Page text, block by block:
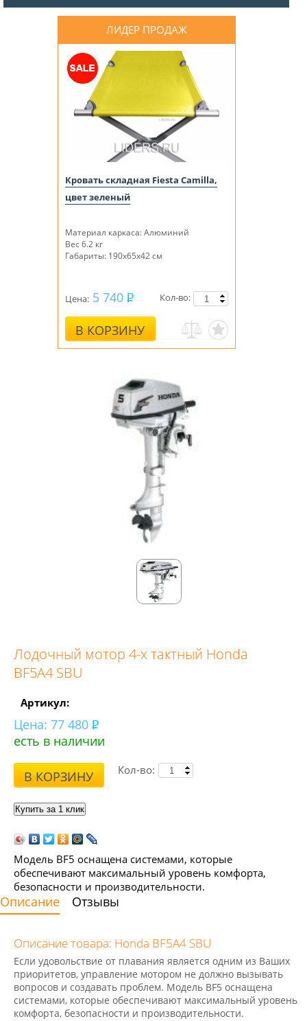
ЛИДЕР ПРОДАЖ
Кровать складная Fiesta Camilla,
цвет зеленый
Материал каркаса: Алюминий
Вес 6.2 кг
Габариты: 190х65х42 см
Цена: 5 740
В КОРЗИНУ
Кол-во:
Лодочный мотор 4-х тактный Honda
BF5A4 SBU
Артикул:
Цена: 77 480
есть в наличии
В КОРЗИНУ Кол-во:
Модель BF5 оснащена системами, которые
обеспечивают максимальный уровень комфорта,
безопасности и производительности.
Описание Отзывы
Описание товара: Honda BF5A4 SBU
Если удовольствие от плавания является одним из Ваших
приоритетов, управление мотором не должно вызывать
вопросов и создавать проблем. Модель BF5 оснащена
системами, которые обеспечивают максимальный уровень
комфорта, безопасности и производительности.